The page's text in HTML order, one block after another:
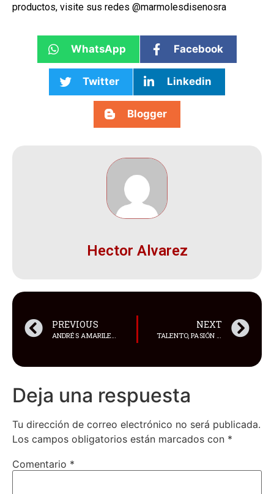
productos, visite sus redes @marmolesdisenosra
WhatsApp Facebook
Twitter Linkedin
Blogger
Hector Alvarez
PREVIOUS
ANDRÉS AMARILES: EL CIRUJANO QUE CONVIRTIÓ LA ESTÉTICA EN UNA FORMA DE ARTE
NEXT
TALENTO, PASIÓN Y ESPECTÁCULO MARCARON EL SHOW TALENT DEL MISS, MÍSTER Y TEEN TURISMO VENEZUELA 2026
Deja una respuesta
Tu dirección de correo electrónico no será publicada.
Los campos obligatorios están marcados con *
Comentario *